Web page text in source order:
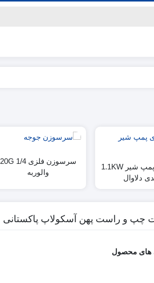
خار فنری پمپ شیر 1.1KW
دلاوال
سرسوزن فلزی 1/4 20G
والوربه
چپ و راست پهن آسکولاپ پاکستانی
های محصول